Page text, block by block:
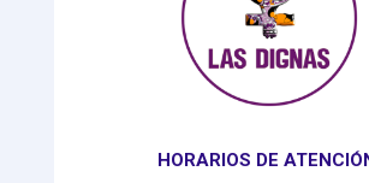
HORARIOS DE